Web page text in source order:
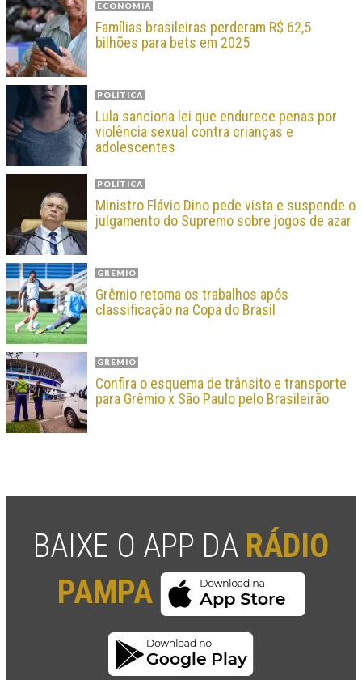
ECONOMIA
Famílias brasileiras perderam R$ 62,5
bilhões para bets em 2025
POLÍTICA
Lula sanciona lei que endurece penas por
violência sexual contra crianças e
adolescentes
POLÍTICA
Ministro Flávio Dino pede vista e suspende o
julgamento do Supremo sobre jogos de azar
GRÊMIO
Grêmio retoma os trabalhos após
classificação na Copa do Brasil
GRÊMIO
Confira o esquema de trânsito e transporte
para Grêmio x São Paulo pelo Brasileirão
BAIXE O APP DA RÁDIO
PAMPA